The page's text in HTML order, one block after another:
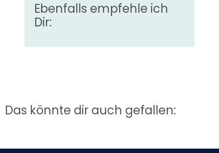
Ebenfalls empfehle ich
Dir:
Das könnte dir auch gefallen: